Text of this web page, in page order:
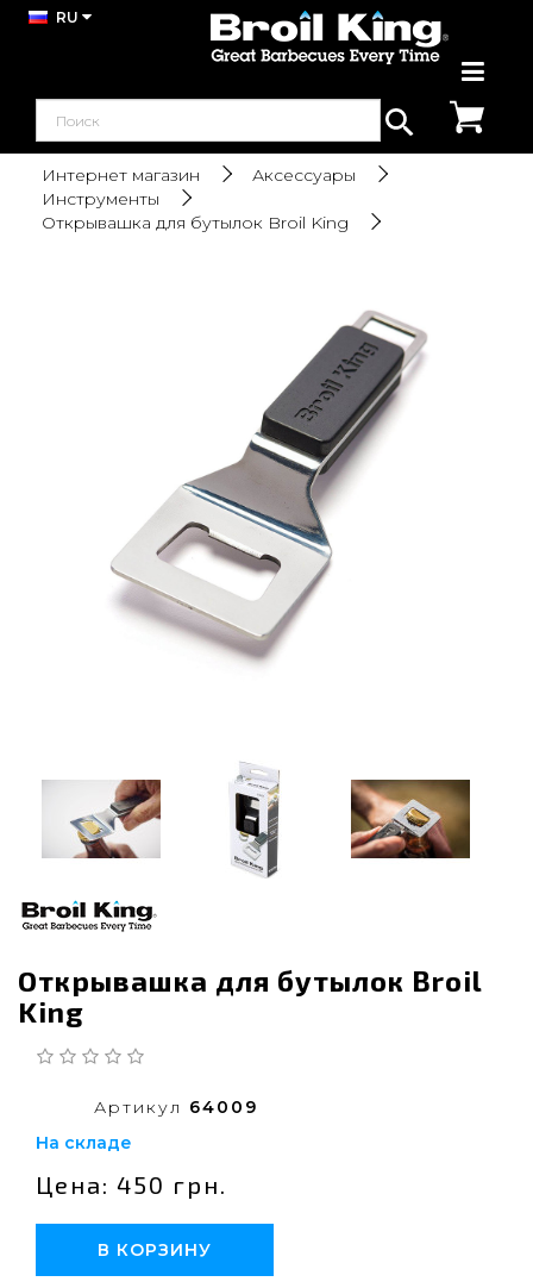
RU
Интернет магазин
Аксессуары
Инструменты
Открывашка для бутылок Broil King
Открывашка для бутылок Broil
King
Артикул 64009
На складе
Цена: 450 грн.
В КОРЗИНУ